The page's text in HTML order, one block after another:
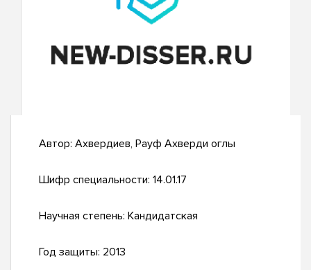
Автор: Ахвердиев, Рауф Ахверди оглы
Шифр специальности: 14.01.17
Научная степень: Кандидатская
Год защиты: 2013